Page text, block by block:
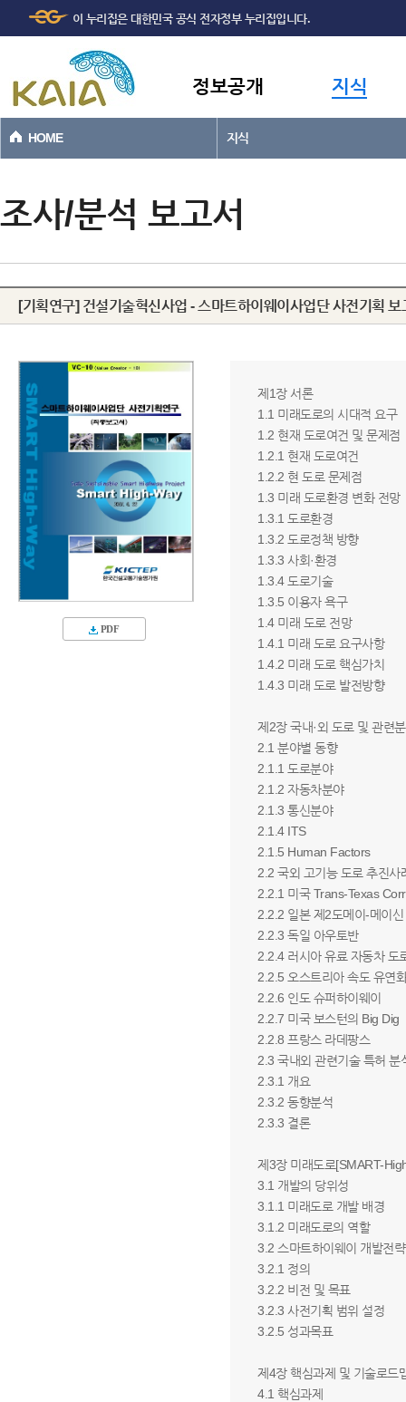
본문바로가기
이 누리집은 대한민국 공식 전자정부 누리집입니다.
정보공개 지식
HOME 지식
조사/분석 보고서
[기획연구] 건설기술혁신사업 - 스마트하이웨이사업단 사전기획 보
PDF
제1장 서론
1.1 미래도로의 시대적 요구
1.2 현재 도로여건 및 문제점
1.2.1 현재 도로여건
1.2.2 현 도로 문제점
1.3 미래 도로환경 변화 전망
1.3.1 도로환경
1.3.2 도로정책 방향
1.3.3 사회·환경
1.3.4 도로기술
1.3.5 이용자 욕구
1.4 미래 도로 전망
1.4.1 미래 도로 요구사항
1.4.2 미래 도로 핵심가치
1.4.3 미래 도로 발전방향
제2장 국내·외 도로 및 관련
2.1 분야별 동향
2.1.1 도로분야
2.1.2 자동차분야
2.1.3 통신분야
2.1.4 ITS
2.1.5 Human Factors
2.2 국외 고기능 도로 추진사
2.2.1 미국 Trans-Texas
2.2.2 일본 제2도메이-메이
2.2.3 독일 아우토반
2.2.4 러시아 유료 자동차 도
2.2.5 오스트리아 속도 유연
2.2.6 인도 슈퍼하이웨이
2.2.7 미국 보스턴의 Big Dig
2.2.8 프랑스 라데팡스
2.3 국내외 관련기술 특허 분
2.3.1 개요
2.3.2 동향분석
2.3.3 결론
제3장 미래도로[SMART-
3.1 개발의 당위성
3.1.1 미래도로 개발 배경
3.1.2 미래도로의 역할
3.2 스마트하이웨이 개발전
3.2.1 정의
3.2.2 비전 및 목표
3.2.3 사전기획 범위 설정
3.2.5 성과목표
제4장 핵심과제 및 기술로드
4.1 핵심과제